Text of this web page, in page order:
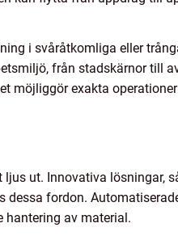
i svåråtkomliga eller
från stadskärnor till
möjliggör exakta
ut. Innovativa lösningar,
fordon.
hantering av material.